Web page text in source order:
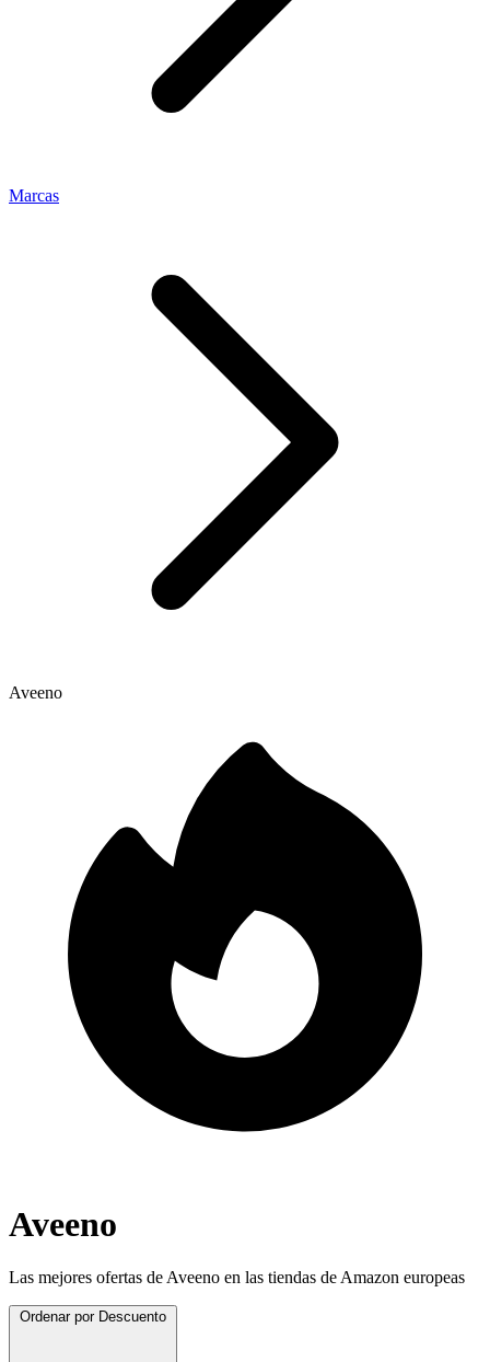
Marcas
Aveeno
Aveeno
Las mejores ofertas de Aveeno en las tiendas de Amazon europeas
Ordenar por Descuento